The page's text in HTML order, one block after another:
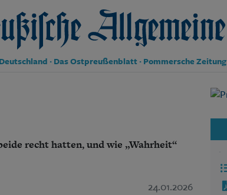
Zeitung
· Das Ostpreußenblatt · Pommersche Zeitung
Gesellschaft
recht hatten, und wie „Wahrheit“
24.01.2026